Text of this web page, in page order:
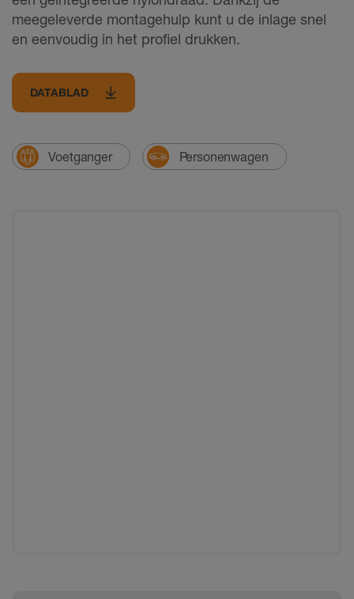
meegeleverde montagehulp kunt u de inlage snel
en eenvoudig in het profiel drukken.
DATABLAD
Voetganger Personenwagen